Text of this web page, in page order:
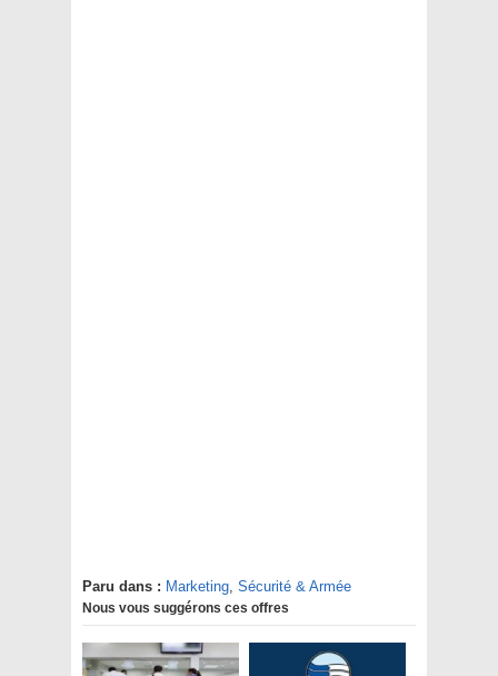
Paru dans : Marketing, Sécurité & Armée
Nous vous suggérons ces offres